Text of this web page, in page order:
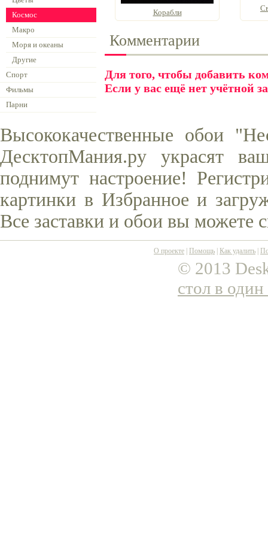
Космос
Макро
Моря и океаны
Другие
Спорт
Фильмы
Парни
Корабли
Комментарии
Для того, чтобы добавить
Если у вас ещё нет учётной
Высококачественные обои
ДесктопМания.ру украсят
поднимут настроение!
картинки в Избранное и
Все заставки и обои вы можете
О проекте Помощь Как удалить
© 2013
стол в